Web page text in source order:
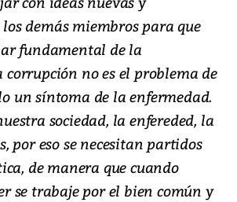
demás miembros para que
fundamental de la
corrupción no es el problema de
un síntoma de la enfermedad.
sociedad, la enfereded, la
por eso se necesitan partidos
de manera que cuando
se trabaje por el bien común y